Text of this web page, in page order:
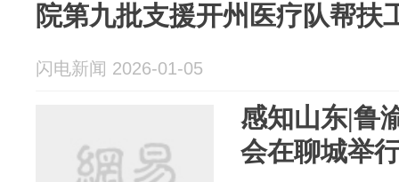
院第九批支援开州医疗队帮扶
闪电新闻 2026-01-05
感知山东|鲁
会在聊城举